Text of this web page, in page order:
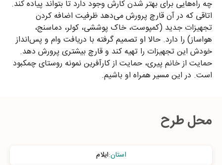
چه راه‌هایی برای بهتر شدن کارش وجود دارد تا بتواند پیاده کند.
اتاقی که در آن قارچ پرورش می‌دهد ظرفیت اضافه کردن
تجهیزات جدید (کمپوست، خاک پوششی، کولر، دماسنج،
هواساز) را دارد. حالا او تصمیم گرفته با دریافت وام و پس‌انداز
خودش این تجهیزات را تهیه کند و قارچ بیشتری پرورش دهد.
حمایت از خانم پیری، حمایت از کارآفرین نمونه روستای چمکبود
است. در این مسیر همراه او باشیم.
محل طرح
استان:ایلام